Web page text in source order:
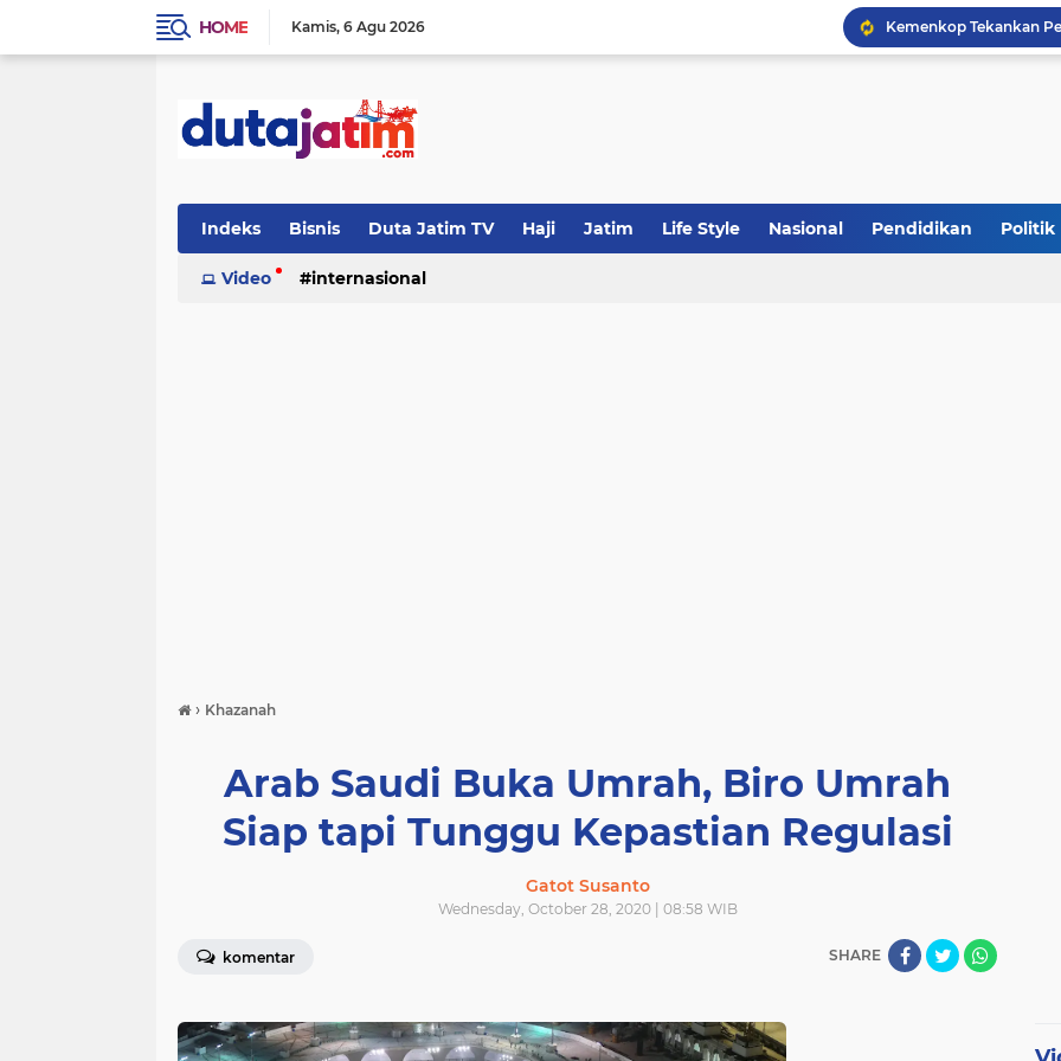
HOME Kamis 6 Agu 2026
Tabrak Lari di
Sinergi Fiskal Moneter:
Indeks Bisnis Duta Jatim TV Haji Jatim Life Style Nasional Pendidikan Politik
Video internasional
› Khazanah
Arab Saudi Buka Umrah, Biro Umrah
Siap tapi Tunggu Kepastian Regulasi
Gatot Susanto
Wednesday, October 28, 2020 | 08:58 WIB
komentar SHARE